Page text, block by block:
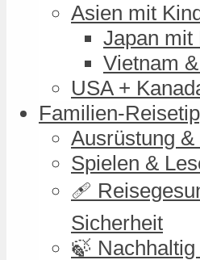
Asien mit
Japan mit
Vietnam
USA +
Familien-
Ausrüstung &
Spielen &
🩹
Sicherheit
🍃